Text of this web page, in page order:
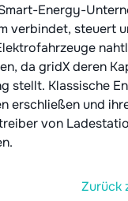
Energy-
verbindet, steuert
da gridX deren
stellt. Klassische
erschließen und
von
Zurück